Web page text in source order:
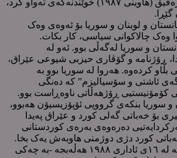
دەکرێ، ناسی. کاتێک ڕەفیق (هاوینی ١٩٨٧) خوێندنەکەی تەواو کرد،
گێڕا.
و لوبنان و سوریا بۆ ئەوەی وەک
وەک چالاکوانی سیاسی، کار بکات.
و سوریا لەگەڵی بوو. ئەو لە
ڕۆژنامە و گۆڤاری حیزبی شیوعی عێراق،
بڵاو کردەوە. هەروا لە سوریا بوو بە
ئاشتی و سۆسیالیزم” کە دەنگی
کۆمۆنیستیی ڕۆژهەڵاتی ناوەڕاست بوو.
و سوریا بنکەی گرووپی ئۆپۆزیسیۆن هەبوو،
بۆ خەباتی گەلی کورد و عێراق پەیدا
دەرەوەی بەرەی کوردستانی
کورد دژی دوژمنی هاوبەش یەک بخا.
بە پێوەندیی لەگەڵ ئەمە لە ١٦ی ئاداری ١٩٨٨ هەڵەبجە -بە چەکی